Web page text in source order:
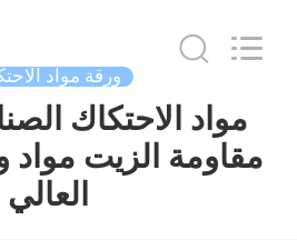
مسكن
ورقة مواد
مواد الاحتكاك
مقاومة الزيت مواد
العالي